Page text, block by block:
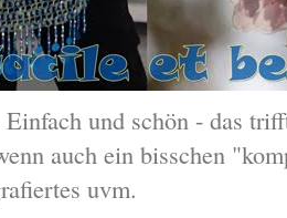
und schön - das
auch ein bisschen
uvm.